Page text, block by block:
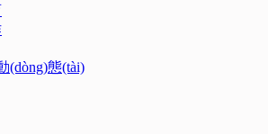
(dòng)態(tài)